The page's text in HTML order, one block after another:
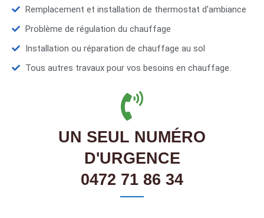
Remplacement et installation de thermostat d'ambiance
Problème de régulation du chauffage
Installation ou réparation de chauffage au sol
Tous autres travaux pour vos besoins en chauffage.
UN SEUL NUMÉRO
D'URGENCE
0472 71 86 34